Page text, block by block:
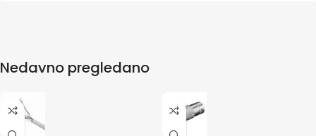
Nedavno pregledano